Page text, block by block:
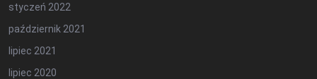
styczeń 2022
październik 2021
lipiec 2021
lipiec 2020